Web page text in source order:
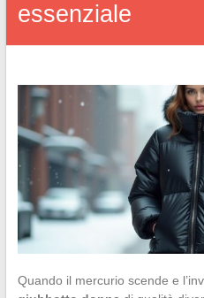
essenziale
Quando il mercurio scende e